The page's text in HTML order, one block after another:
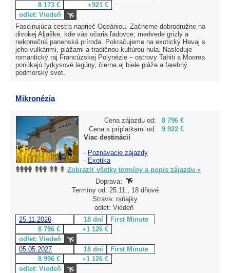
8 173 €
+921 €
odlet: Viedeň
Fascinujúca cestra naprieč Oceániou. Začneme dobrodružne na
divokej Aljaške, kde vás očaria ľadovce, medvede grizly a
nekonečná panenská príroda. Pokračujeme na exotický Havaj s
jeho vulkánmi, plážami a tradičnou kultúrou hula. Nasleduje
romantický raj Francúzskej Polynézie – ostrovy Tahiti a Moorea
ponúkajú tyrkysové lagúny, čierne aj biele pláže a farebný
podmorský svet.
Mikronézia
Cena zájazdu od:
8 796 €
Cena s príplatkami od:
9 922 €
Viac destinácií
- Poznávacie zájazdy
- Exotika
Zobraziť všetky termíny a popis zájazdu »
Doprava:
Termíny od: 25.11., 18 dňové
Strava: raňajky
odlet: Viedeň
25.11.2026
18 dní
First Minute
8 796 €
+1 126 €
odlet: Viedeň
05.05.2027
18 dní
First Minute
8 996 €
+1 126 €
odlet: Viedeň